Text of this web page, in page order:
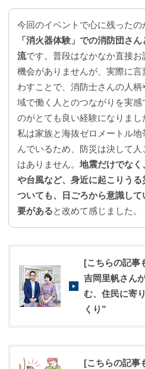
今回のイベントで心に残ったの
「消火器体験」での消防団さん
流です。普段はなかなか直接お
機会がありませんが、実際に言
わすことで、消防士さんの人柄
域で働く人とのつながりを実感
のがとても良い経験になりまし
私は家族と海抜ゼロメートル地
んでいるため、防災は決して人
はありません。 地震だけでなく
や台風など、身近に起こりうる
ついても、日ごろから意識して
要があると改めて感じました。
[こちらの記事
吉岡里帆さん
む、住民に寄
くり”
[こちらの記事